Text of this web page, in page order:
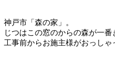
神戸市「森の家」。
じつはこの窓のからの森が一番
工事前からお施主様がおっしゃ